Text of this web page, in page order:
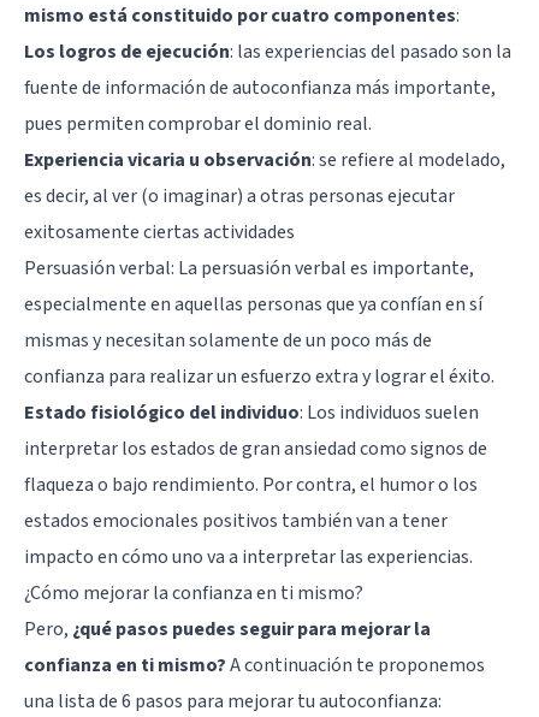
mismo está constituido por cuatro componentes:
Los logros de ejecución: las experiencias del pasado son la
fuente de información de autoconfianza más importante,
pues permiten comprobar el dominio real.
Experiencia vicaria u observación: se refiere al modelado,
es decir, al ver (o imaginar) a otras personas ejecutar
exitosamente ciertas actividades
Persuasión verbal: La persuasión verbal es importante,
especialmente en aquellas personas que ya confían en sí
mismas y necesitan solamente de un poco más de
confianza para realizar un esfuerzo extra y lograr el éxito.
Estado fisiológico del individuo: Los individuos suelen
interpretar losestados de gran ansiedadcomo signos de
flaqueza o bajo rendimiento. Por contra, el humor o los
estados emocionales positivos también van a tener
impacto en cómo uno va a interpretar las experiencias.
¿Cómo mejorar la confianza en ti mismo?
Pero, ¿qué pasos puedes seguir para mejorar la
confianza en ti mismo?A continuación te proponemos
una lista de 6 pasos para mejorar tu autoconfianza: